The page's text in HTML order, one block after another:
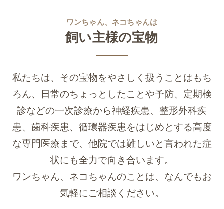
ワンちゃん、ネコちゃんは
飼い主様の宝物
私たちは、その宝物をやさしく扱うことはもち
ろん、日常のちょっとしたことや予防、定期検
診などの一次診療から神経疾患、整形外科疾
患、歯科疾患、循環器疾患をはじめとする高度
な専門医療まで、他院では難しいと言われた症
状にも全力で向き合います。
ワンちゃん、ネコちゃんのことは、なんでもお
気軽にご相談ください。